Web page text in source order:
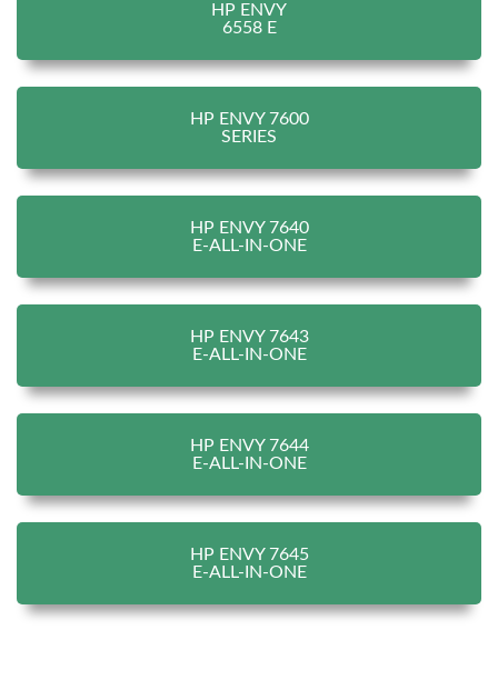
HP ENVY
6558 E
HP ENVY 7600
SERIES
HP ENVY 7640
E-ALL-IN-ONE
HP ENVY 7643
E-ALL-IN-ONE
HP ENVY 7644
E-ALL-IN-ONE
HP ENVY 7645
E-ALL-IN-ONE